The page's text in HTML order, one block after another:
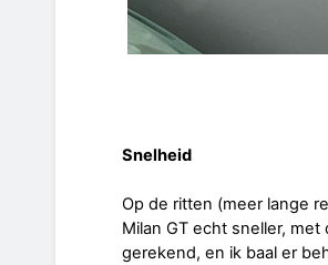
Snelheid
Op de ritten (meer lange
Milan GT echt sneller,
gerekend, en ik baal er